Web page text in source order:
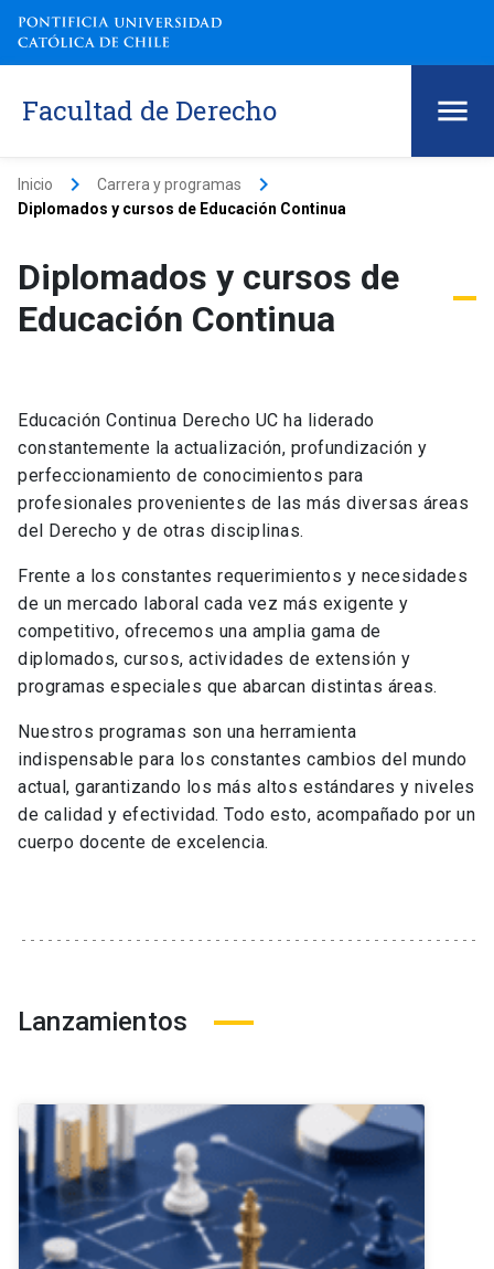
Facultad de Derecho
Inicio keyboard_arrow_right Carrera y programas keyboard_arrow_right
Diplomados y cursos de Educación Continua
Diplomados y cursos de
Educación Continua
Educación Continua Derecho UC ha liderado
constantemente la actualización, profundización y
perfeccionamiento de conocimientos para
profesionales provenientes de las más diversas áreas
del Derecho y de otras disciplinas.
Frente a los constantes requerimientos y necesidades
de un mercado laboral cada vez más exigente y
competitivo, ofrecemos una amplia gama de
diplomados, cursos, actividades de extensión y
programas especiales que abarcan distintas áreas.
Nuestros programas son una herramienta
indispensable para los constantes cambios del mundo
actual, garantizando los más altos estándares y niveles
de calidad y efectividad. Todo esto, acompañado por un
cuerpo docente de excelencia.
Lanzamientos